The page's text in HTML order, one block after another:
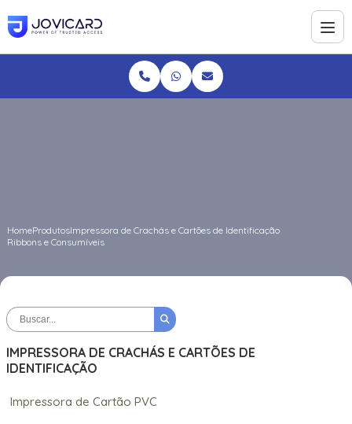
HomeProdutosImpressora de Crachás e Cartões de Identificação
Ribbons e Consumíveis
IMPRESSORA DE CRACHÁS E CARTÕES DE
IDENTIFICAÇÃO
Impressora de Cartão PVC